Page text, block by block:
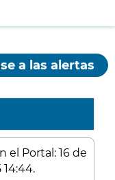
a las alertas
el Portal: 16 de